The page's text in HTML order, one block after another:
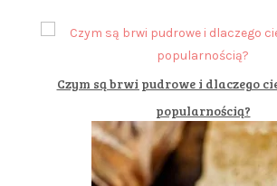
Czym są brwi pudrowe i dlaczego
popularnością?